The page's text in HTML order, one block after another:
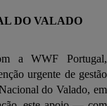
DO VALADO
a WWF Portugal,
urgente de gestão
do Valado, em